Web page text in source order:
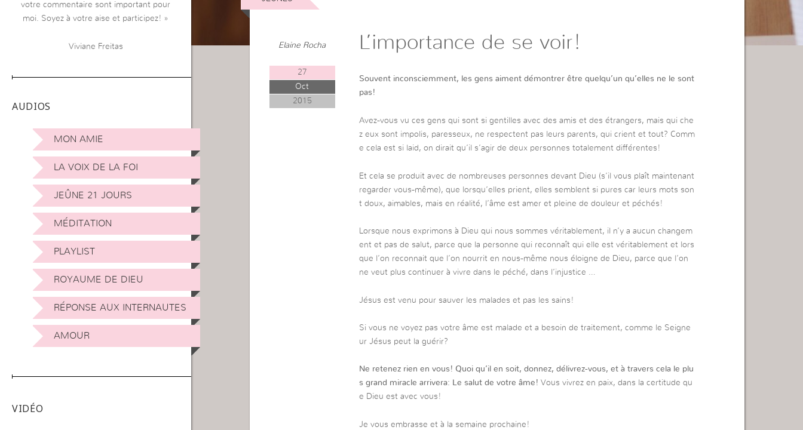
votre commentaire sont important pour
moi. Soyez à votre aise et participez! »
Viviane Freitas
AUDIOS
MON AMIE
LA VOIX DE LA FOI
JEÛNE 21 JOURS
MÉDITATION
PLAYLIST
ROYAUME DE DIEU
RÉPONSE AUX INTERNAUTES
AMOUR
VIDÉO
Elaine Rocha
27
Oct
2015
L’importance de se voir!
Souvent inconsciemment, les gens aiment démontrer être quelqu’un qu’elles ne le sont
pas!
Avez-vous vu ces gens qui sont si gentilles avec des amis et des étrangers, mais qui che
z eux sont impolis, paresseux, ne respectent pas leurs parents, qui crient et tout? Comm
e cela est si laid, on dirait qu’il s’agir de deux personnes totalement différentes!
Et cela se produit avec de nombreuses personnes devant Dieu (s’il vous plaît maintenant
regarder vous-même), que lorsqu’elles prient, elles semblent si pures car leurs mots son
t doux, aimables, mais en réalité, l’âme est amer et pleine de douleur et péchés!
Lorsque nous exprimons à Dieu qui nous sommes véritablement, il n’y a aucun changem
ent et pas de salut, parce que la personne qui reconnaît qui elle est véritablement et lors
que l’on reconnait que l’on nourrit en nous-même nous éloigne de Dieu, parce que l’on
ne veut plus continuer à vivre dans le péché, dans l’injustice …
Jésus est venu pour sauver les malades et pas les sains!
Si vous ne voyez pas votre âme est malade et a besoin de traitement, comme le Seigne
ur Jésus peut la guérir?
Ne retenez rien en vous! Quoi qu’il en soit, donnez, délivrez-vous, et à travers cela le plu
s grand miracle arrivera: Le salut de votre âme! Vous vivrez en paix, dans la certitude qu
e Dieu est avec vous!
Je vous embrasse et à la semaine prochaine!